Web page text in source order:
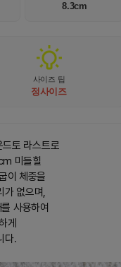
8.3cm
사이즈 팁
정사이즈
토 라스트로
미들힐
이 체중을
가 없으며,
사용하여
게
다.